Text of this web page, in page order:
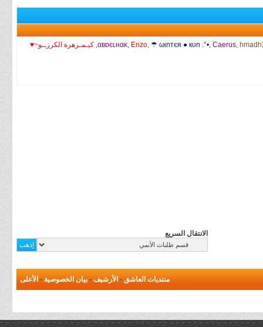
αвɒєʟнαĸ, Enzo, ☂ ωιnтєя ● кυn .°•, Caerus,
, كيـمـزهرة الكرزــو~♥
الانتقال السريع
منتديات العاشق - الأرشيف - بيان الخصوصية - الأعلى